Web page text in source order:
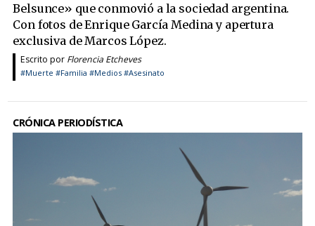
Belsunce» que conmovió a la sociedad argentina.
Con fotos de Enrique García Medina y apertura
exclusiva de Marcos López.
Escrito por Florencia Etcheves
#Muerte #Familia #Medios #Asesinato
CRÓNICA PERIODÍSTICA